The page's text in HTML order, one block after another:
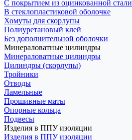
С покрытием из оцинкованной стали
В стеклопластиковой оболочке
Хомуты для скорлупы
Полиуретановый клей
Без дополнительной оболочки
Минераловатные цилиндры
Минераловатные цилиндры
Цилиндры (скорлупы)
Тройники
Отводы
Ламельные
Прошивные маты
Опорные кольца
Подвесы
Изделия в ППУ изоляции
Изделия в ППУ изоляции